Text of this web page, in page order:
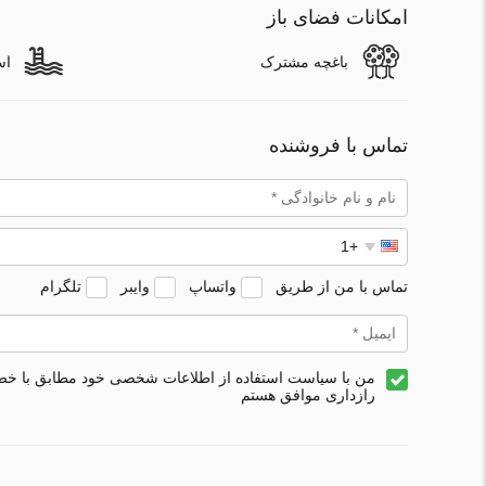
امکانات فضای باز
باغچه مشترک
تماس با فروشنده
تماس با من از طریق واتساپ وایبر تلگرام
من با سیاست استفاده از اطلاعات شخصی خود مطابق با
رازداری موافق هستم